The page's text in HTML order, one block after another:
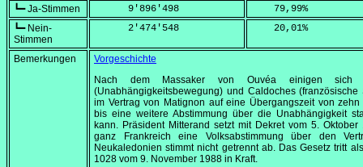
┗━ Ja-Stimmen
      9'896'498
    79,99
%
┗━ Nein-
Stimmen
      2'474'548
    20,01
%
Bemerkungen
Vorgeschichte
Nach dem Massaker von Ouvéa einigen sich
(Unabhängigkeitsbewegung) und Caldoches (französische
im Vertrag von Matignon auf eine Übergangszeit von zehn
bis eine weitere Abstimmung über die Unabhängigkeit
kann. Präsident Mitterand setzt mit Dekret vom 5. Oktober
ganz Frankreich eine Volksabstimmung über den
Neukaledonien stimmt nicht getrennt ab. Das Gesetz tritt
1028 vom 9. November 1988 in Kraft.